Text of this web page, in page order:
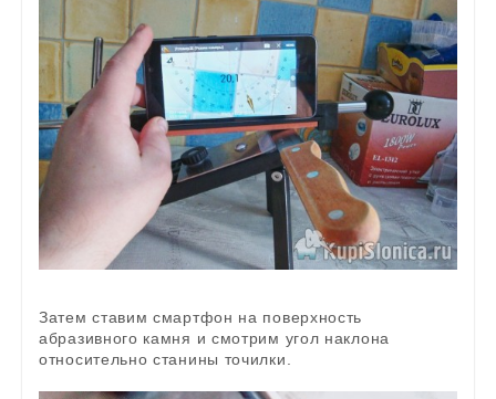
Затем ставим смартфон на поверхность
абразивного камня и смотрим угол наклона
относительно станины точилки.